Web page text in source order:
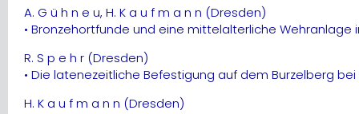
A. G ü h n e u, H. K a u f m a n n (Dresden)
• Bronzehortfunde und eine mittelalterliche Wehranlage
R. S p e h r (Dresden)
• Die latenezeitliche Befestigung auf dem Burzelberg bei
H. K a u f m a n n (Dresden)